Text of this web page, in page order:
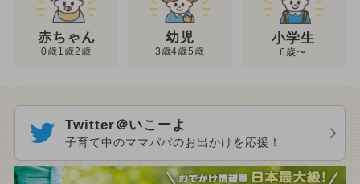
赤ちゃん
0歳1歳2歳
幼児
3歳4歳5歳
小学生
6歳〜
Twitter＠いこーよ
子育て中のママパパのお出かけを応援！